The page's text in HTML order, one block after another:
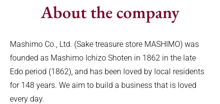
About the company
Mashimo Co., Ltd. (Sake treasure store MASHIMO) was
founded as Mashimo Ichizo Shoten in 1862 in the late
Edo period (1862), and has been loved by local residents
for 148 years. We aim to build a business that is loved
every day.